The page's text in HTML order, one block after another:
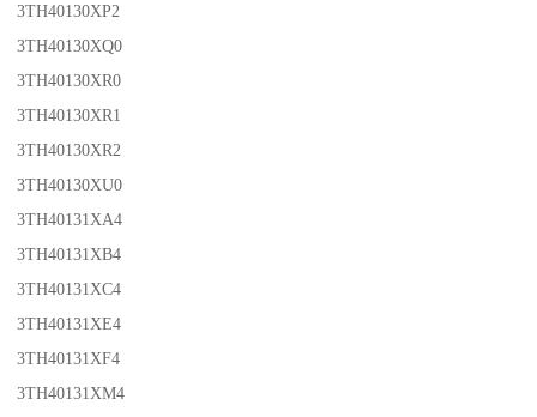
3TH40130XP2
3TH40130XQ0
3TH40130XR0
3TH40130XR1
3TH40130XR2
3TH40130XU0
3TH40131XA4
3TH40131XB4
3TH40131XC4
3TH40131XE4
3TH40131XF4
3TH40131XM4